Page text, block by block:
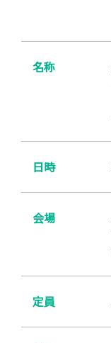
名称
日時
会場
定員